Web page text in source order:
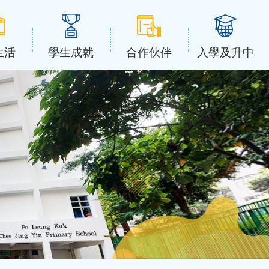
活 學生成就 合作伙伴 入學及升中